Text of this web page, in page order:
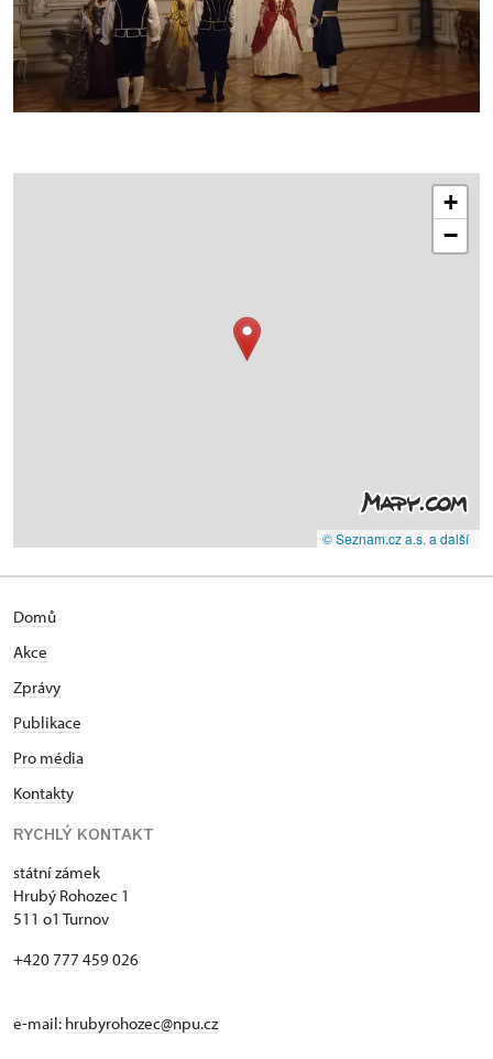
+
−
© Seznam.cz a.s. a další
Domů
Akce
Zprávy
Publikace
Pro média
Kontakty
RYCHLÝ KONTAKT
státní zámek
Hrubý Rohozec 1
511 o1 Turnov
+420 777 459 026
e-mail: hrubyrohozec@npu.cz